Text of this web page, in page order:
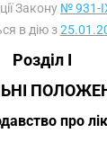
Закону № 931-
в дію з
Розділ I
про